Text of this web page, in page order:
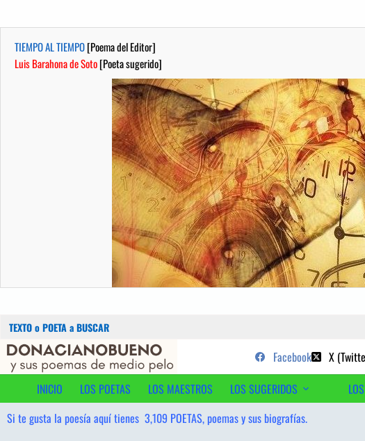
TIEMPO AL TIEMPO[Poema del Editor]
Luis Barahona de Soto[Poeta sugerido]
Saltar
contenido
...sus poemas de medio pelo y poetas
Facebook X
INICIO
LOS POETAS LOS MAESTROS LOS SUGERIDOS
Si te gusta la poesía aquí tienes 3,109 POETAS, poemas y sus biografías.